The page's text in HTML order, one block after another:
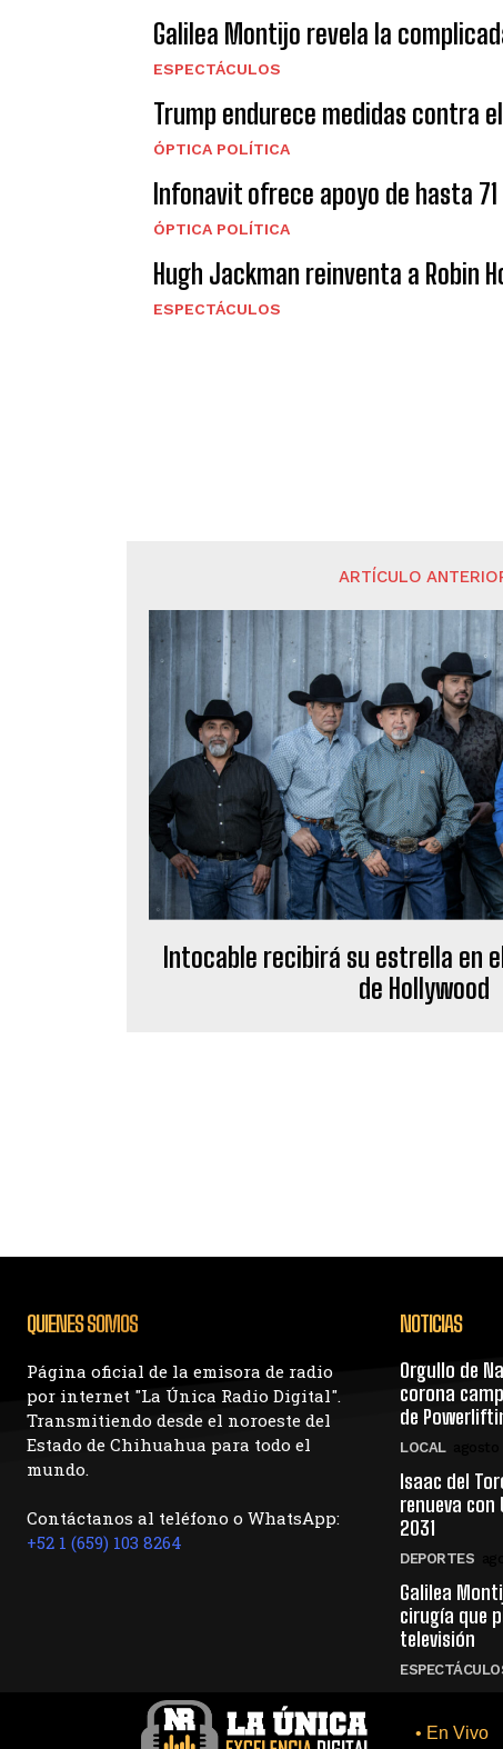
Galilea Montijo revela la
ESPECTÁCULOS
Trump endurece medidas contra
ÓPTICA POLÍTICA
Infonavit ofrece apoyo de hasta
ÓPTICA POLÍTICA
Hugh Jackman reinventa a Robin
ESPECTÁCULOS
ARTÍCULO
Intocable recibirá su estrella en
de Hollywood
• En Vivo
QUIENES SOMOS
Página oficial de la emisora de radio
por internet "La Única Radio Digital".
Transmitiendo desde el noroeste del
Estado de Chihuahua para todo el
mundo.
Contáctanos al teléfono o WhatsApp:
+52 1 (659) 103 8264
NOTICIAS
Orgullo de
corona
de
LOCAL
Isaac del
renueva con
2031
DEPORTES
Galilea
cirugía que
televisión